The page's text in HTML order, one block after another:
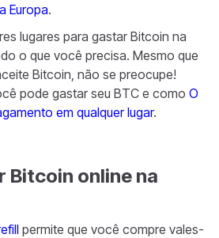
Europa.
lugares para gastar Bitcoin na
o que você precisa. Mesmo que
Bitcoin, não se preocupe!
pode gastar seu BTC e como O
em qualquer lugar.
Bitcoin online na
permite que você compre vales-